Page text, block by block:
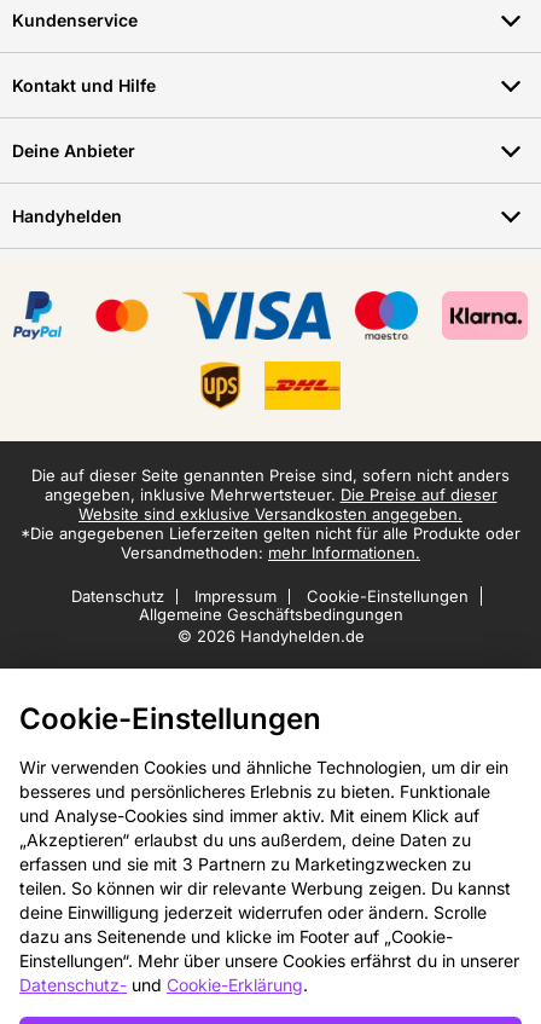
Cookie-Einstellungen
Wir verwenden Cookies und ähnliche Technologien, um dir ein
besseres und persönlicheres Erlebnis zu bieten. Funktionale
und Analyse-Cookies sind immer aktiv. Mit einem Klick auf
„Akzeptieren“ erlaubst du uns außerdem, deine Daten zu
erfassen und sie mit 3 Partnern zu Marketingzwecken zu
teilen. So können wir dir relevante Werbung zeigen. Du kannst
deine Einwilligung jederzeit widerrufen oder ändern. Scrolle
dazu ans Seitenende und klicke im Footer auf „Cookie-
Einstellungen“. Mehr über unsere Cookies erfährst du in unserer
Datenschutz- und Cookie-Erklärung.
Kundenservice
Kontakt und Hilfe
Deine Anbieter
Handyhelden
Die auf dieser Seite genannten Preise sind, sofern nicht anders
angegeben, inklusive Mehrwertsteuer. Die Preise auf dieser
Website sind exklusive Versandkosten angegeben.
*Die angegebenen Lieferzeiten gelten nicht für alle Produkte oder
Versandmethoden: mehr Informationen.
Datenschutz Impressum
Cookie-Einstellungen
Allgemeine Geschäftsbedingungen
© 2026 Handyhelden.de